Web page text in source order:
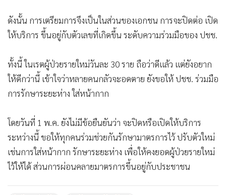
•
Factcheck
• ญี่ปุ่น
• Gotomanager
ให้บริการ ขึ้นอยู่กับตัวเลขที่เกิดขึ้น ระดับความร่วมมือของ ปชช.
ให้ดีกว่านี้ เข้าใจว่าหลายคนกลัวจะอดตาย ยังขอให้ ปชช. ร่วมมือ
การรักษาระยะห่าง ใส่หน้ากาก
ระหว่างนี้ ขอให้ทุกคนร่วมช่วยกันรักษามาตรการไว้ ปรับตัวใหม่
เช่นการใส่หน้ากาก รักษาระยะห่าง เพื่อให้คงยอดผู้ป่วยรายใหม่
ไว้ให้ได้ ส่วนการผ่อนคลายมาตรการขึ้นอยู่กับประชาชน
โคโรนาไวรัส
ไวรัสสายพันธุ์ใหม่